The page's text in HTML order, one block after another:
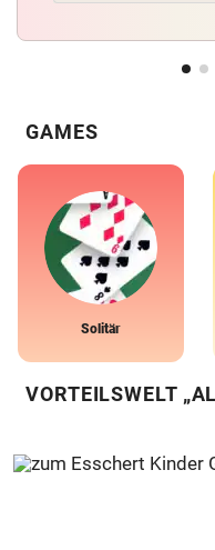
GAMES
Solitär
VORTEILSWELT